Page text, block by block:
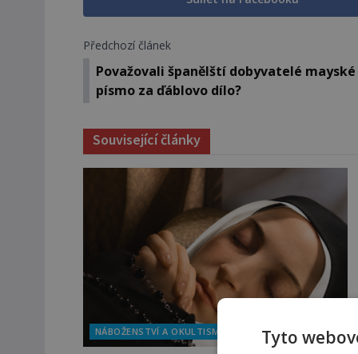
Předchozí článek
Považovali španělští dobyvatelé mayské
písmo za ďáblovo dílo?
Související články
NÁBOŽENSTVÍ A OKULTISMUS Tyto